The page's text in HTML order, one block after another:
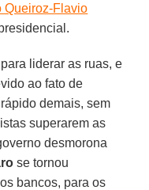
Queiroz-Flavio
liderar as ruas, e
ao fato de
demais, sem
superarem as
desmorona
se tornou
bancos, para os